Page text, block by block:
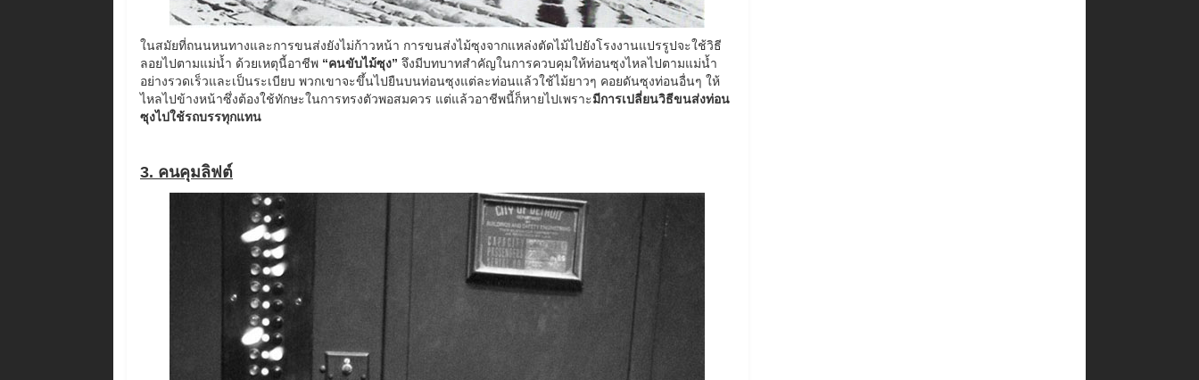
ในสมัยที่ถนนหนทางและการขนส่งยังไม่ก้าวหน้า การขนส่งไม้ซุงจากแหล่งตัดไม้ไปยังโรงงานแปรรูปจะใช้วิธี
ลอยไปตามแม่น้ำ ด้วยเหตุนี้อาชีพ “คนขับไม้ซุง” จึงมีบทบาทสำคัญในการควบคุมให้ท่อนซุงไหลไปตามแม่น้ำ
อย่างรวดเร็วและเป็นระเบียบ พวกเขาจะขึ้นไปยืนบนท่อนซุงแต่ละท่อนแล้วใช้ไม้ยาวๆ คอยดันซุงท่อนอื่นๆ ให้
ไหลไปข้างหน้าซึ่งต้องใช้ทักษะในการทรงตัวพอสมควร แต่แล้วอาชีพนี้ก็หายไปเพราะมีการเปลี่ยนวิธีขนส่งท่อน
ซุงไปใช้รถบรรทุกแทน
3. คนคุมลิฟต์